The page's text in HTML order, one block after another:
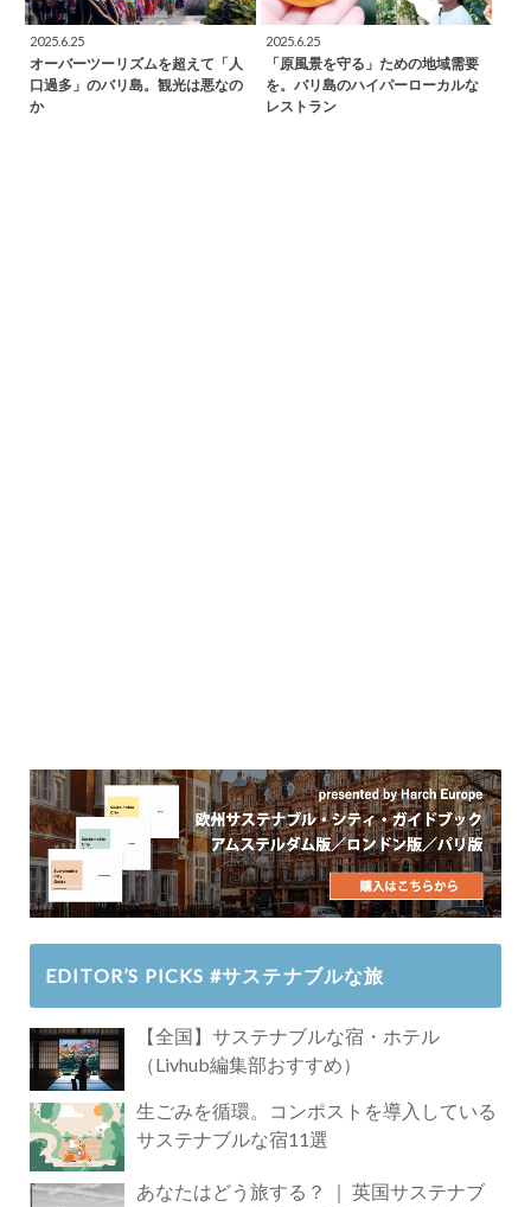
2025.6.25
オーバーツーリズムを超えて「人
口過多」のバリ島。観光は悪なの
か
2025.6.25
「原風景を守る」ための地域需要
を。バリ島のハイパーローカルな
レストラン
EDITOR’S PICKS #サステナブルな旅
【全国】サステナブルな宿・ホテル
（Livhub編集部おすすめ）
生ごみを循環。コンポストを導入している
サステナブルな宿11選
あなたはどう旅する？ ｜ 英国サステナブ